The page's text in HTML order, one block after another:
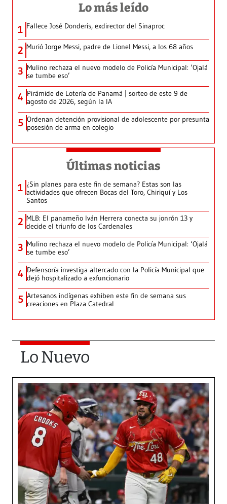
Lo más leído
1 Fallece José Donderis, exdirector del Sinaproc
2 Murió Jorge Messi, padre de Lionel Messi, a los 68 años
3 Mulino rechaza el nuevo modelo de Policía Municipal: ‘Ojalá
se tumbe eso’
4 Pirámide de Lotería de Panamá | sorteo de este 9 de
agosto de 2026, según la IA
5 Ordenan detención provisional de adolescente por presunta
posesión de arma en colegio
Últimas noticias
1 ¿Sin planes para este fin de semana? Estas son las
actividades que ofrecen Bocas del Toro, Chiriquí y Los
Santos
2 MLB: El panameño Iván Herrera conecta su jonrón 13 y
decide el triunfo de los Cardenales
3 Mulino rechaza el nuevo modelo de Policía Municipal: ‘Ojalá
se tumbe eso’
4 Defensoría investiga altercado con la Policía Municipal que
dejó hospitalizado a exfuncionario
5 Artesanos indígenas exhiben este fin de semana sus
creaciones en Plaza Catedral
Lo Nuevo